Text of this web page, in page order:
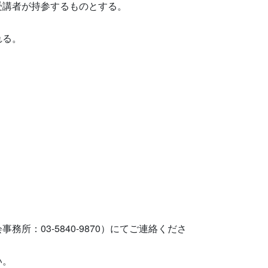
者が持参するものとする。
。
務所：03-5840-9870）にてご連絡くださ